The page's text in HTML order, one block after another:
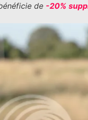
de -20%